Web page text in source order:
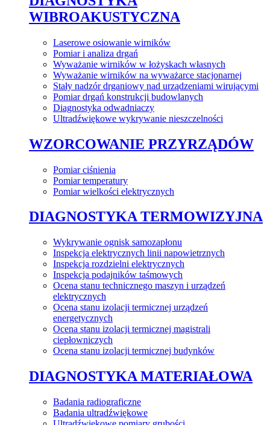
WIBROAKUSTYCZNA
Laserowe osiowanie wirników
Pomiar i analiza drgań
Wyważanie wirników w łożyskach własnych
Wyważanie wirników na wyważarce stacjonarnej
Stały nadzór drganiowy nad urządzeniami wirującymi
Pomiar drgań konstrukcji budowlanych
Diagnostyka odwadniaczy
Ultradźwiękowe wykrywanie nieszczelności
WZORCOWANIE PRZYRZĄDÓW
Pomiar ciśnienia
Pomiar temperatury
Pomiar wielkości elektrycznych
DIAGNOSTYKA TERMOWIZYJNA
Wykrywanie ognisk samozapłonu
Inspekcja elektrycznych linii napowietrznych
Inspekcja rozdzielni elektrycznych
Inspekcja podajników taśmowych
Ocena stanu technicznego maszyn i urządzeń
elektrycznych
Ocena stanu izolacji termicznej urządzeń
energetycznych
Ocena stanu izolacji termicznej magistrali
ciepłowniczych
Ocena stanu izolacji termicznej budynków
DIAGNOSTYKA MATERIAŁOWA
Badania radiograficzne
Badania ultradźwiękowe